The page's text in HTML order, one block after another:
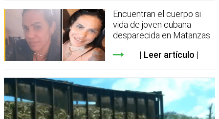
Encuentran el cuerpo si
vida de joven cubana
desparecida en Matanzas
Leer artículo